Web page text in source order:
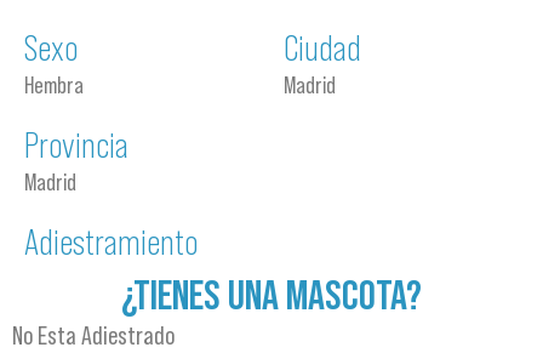
Sexo
Hembra
Ciudad
Madrid
Provincia
Madrid
Adiestramiento
¿TIENES UNA MASCOTA?
No Esta Adiestrado